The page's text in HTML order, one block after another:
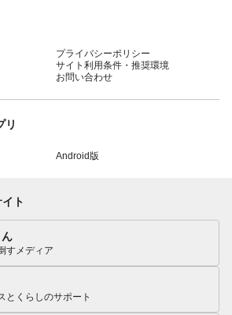
プライバシーポリシー
サイト利用条件・推奨環境
お問い合わせ
リ
Android版
ト
すメディア
とくらしのサポート